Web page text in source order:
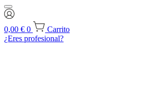
0,00 € 0
Carrito
¿Eres profesional?